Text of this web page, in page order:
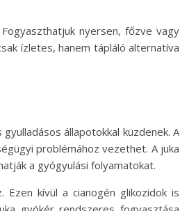
nyersen, főzve vagy
ízletes, hanem tápláló alternatíva
állapotokkal küzdenek. A
problémához vezethet. A juka
a gyógyulási folyamatokat.
Ezen kívül a cianogén glikozidok is